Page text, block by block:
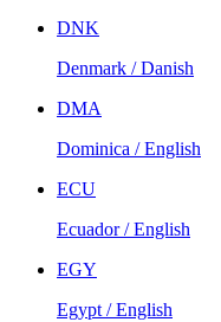
DNK
Denmark / Danish
DMA
Dominica / English
ECU
Ecuador / English
EGY
Egypt / English